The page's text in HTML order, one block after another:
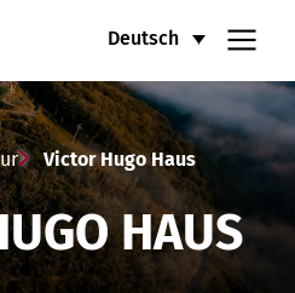
Deutsch
Victor Hugo Haus
HAUS